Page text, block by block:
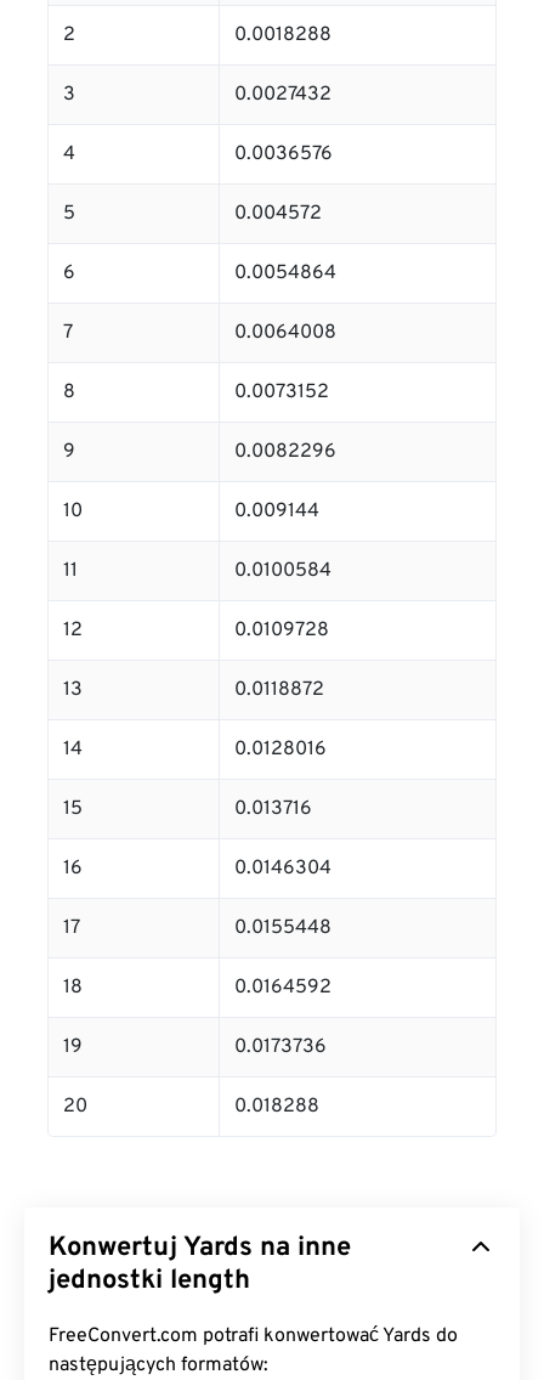
2 0.0018288
3 0.0027432
4 0.0036576
5 0.004572
6 0.0054864
7 0.0064008
8 0.0073152
9 0.0082296
10 0.009144
11 0.0100584
12 0.0109728
13 0.0118872
14 0.0128016
15 0.013716
16 0.0146304
17 0.0155448
18 0.0164592
19 0.0173736
20 0.018288
Konwertuj Yards na inne
jednostki length
FreeConvert.com potrafi konwertować Yards do
następujących formatów: